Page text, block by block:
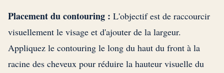
Placement du contouring : L'objectif est de raccourcir
visuellement le visage et d'ajouter de la largeur.
Appliquez le contouring le long du haut du front à la
racine des cheveux pour réduire la hauteur visuelle du